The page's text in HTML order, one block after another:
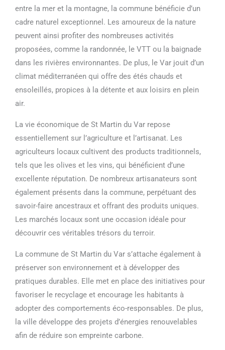
entre la mer et la montagne, la commune bénéficie d’un
cadre naturel exceptionnel. Les amoureux de la nature
peuvent ainsi profiter des nombreuses activités
proposées, comme la randonnée, le VTT ou la baignade
dans les rivières environnantes. De plus, le Var jouit d’un
climat méditerranéen qui offre des étés chauds et
ensoleillés, propices à la détente et aux loisirs en plein
air.
La vie économique de St Martin du Var repose
essentiellement sur l’agriculture et l’artisanat. Les
agriculteurs locaux cultivent des products traditionnels,
tels que les olives et les vins, qui bénéficient d’une
excellente réputation. De nombreux artisanateurs sont
également présents dans la commune, perpétuant des
savoir-faire ancestraux et offrant des produits uniques.
Les marchés locaux sont une occasion idéale pour
découvrir ces véritables trésors du terroir.
La commune de St Martin du Var s’attache également à
préserver son environnement et à développer des
pratiques durables. Elle met en place des initiatives pour
favoriser le recyclage et encourage les habitants à
adopter des comportements éco-responsables. De plus,
la ville développe des projets d’énergies renouvelables
afin de réduire son empreinte carbone.